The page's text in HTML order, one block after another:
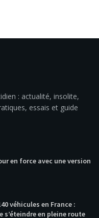
: actualité, insolite,
essais et guide
en force avec une version
véhicules en France :
s’éteindre en pleine route